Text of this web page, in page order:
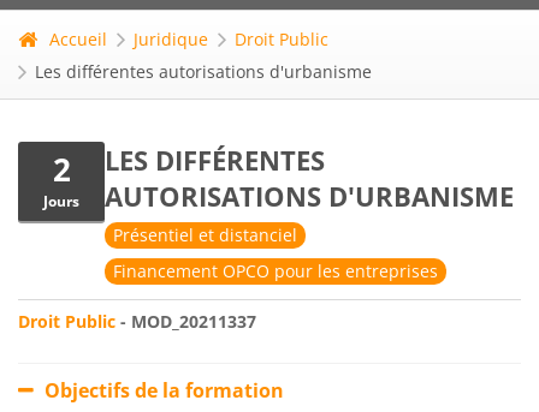
Accueil Juridique
Droit Public
Les différentes autorisations d'urbanisme
2
Jours
LES DIFFÉRENTES
AUTORISATIONS D'URBANISME
Présentiel et distanciel
Financement OPCO pour les entreprises
Droit Public - MOD_20211337
Objectifs de la formation